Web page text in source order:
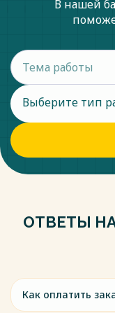
ЯНАО от 21.07.2020
[сайт]. – URL: http://
Весь текст будет
В нашей
Выберите тип
ОТВЕТЫ
Как оплатить